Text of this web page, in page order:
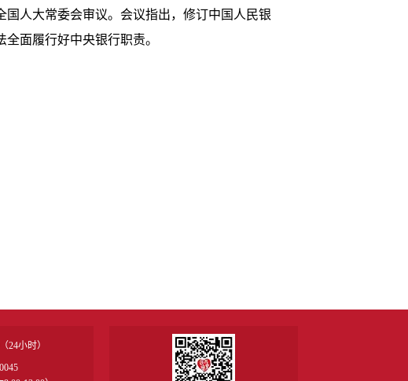
人大常委会审议。会议指出，修订中国人民银
面履行好中央银行职责。
24小时）